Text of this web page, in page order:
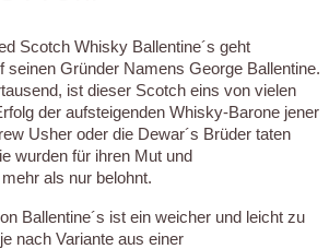
Scotch Whisky Ballentine´s geht
seinen Gründer Namens George Ballentine.
ist dieser Scotch eins von vielen
der aufsteigenden Whisky-Barone jener
Usher oder die Dewar´s Brüder taten
wurden für ihren Mut und
als nur belohnt.
Ballentine´s ist ein weicher und leicht zu
nach Variante aus einer